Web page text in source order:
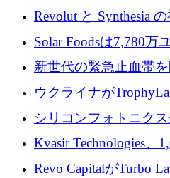
万ユーロを確保
Revolut と Synthesia
3 億 2,000 万ドルを調
Solar Foodsは7,780万
億ユーロの防衛およ
を開始、ヨーロッパ
に警告
新世代の緊急止血帯
スタートアップ企業を
ウクライナが
ロシア兵器を戦場の
ムに変える
シリコンフォトニク
商業的に成功させる
Kvasir Technologies、
で成長を促進
Revo CapitalがTurbo